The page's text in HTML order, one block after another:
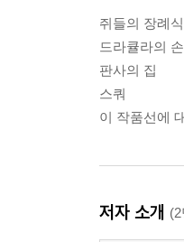
쥐들의 장례식
드라큘라의
판사의 집
스쿼
이 작품선에
저자 소개